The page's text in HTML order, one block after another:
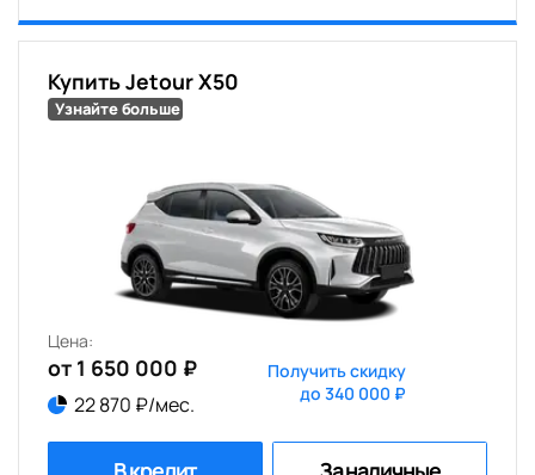
Купить Jetour X50
Узнайте больше
Цена:
от 1 650 000 ₽
22 870 ₽/мес.
Получить скидку
до 340 000 ₽